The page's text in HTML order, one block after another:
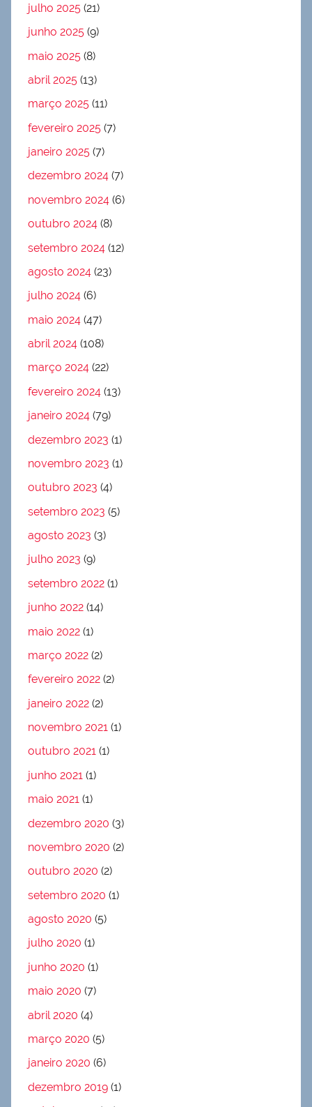
julho 2025 (21)
junho 2025 (9)
maio 2025 (8)
abril 2025 (13)
março 2025 (11)
fevereiro 2025 (7)
janeiro 2025 (7)
dezembro 2024 (7)
novembro 2024 (6)
outubro 2024 (8)
setembro 2024 (12)
agosto 2024 (23)
julho 2024 (6)
maio 2024 (47)
abril 2024 (108)
março 2024 (22)
fevereiro 2024 (13)
janeiro 2024 (79)
dezembro 2023 (1)
novembro 2023 (1)
outubro 2023 (4)
setembro 2023 (5)
agosto 2023 (3)
julho 2023 (9)
setembro 2022 (1)
junho 2022 (14)
maio 2022 (1)
março 2022 (2)
fevereiro 2022 (2)
janeiro 2022 (2)
novembro 2021 (1)
outubro 2021 (1)
junho 2021 (1)
maio 2021 (1)
dezembro 2020 (3)
novembro 2020 (2)
outubro 2020 (2)
setembro 2020 (1)
agosto 2020 (5)
julho 2020 (1)
junho 2020 (1)
maio 2020 (7)
abril 2020 (4)
março 2020 (5)
janeiro 2020 (6)
dezembro 2019 (1)